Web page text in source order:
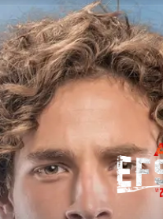
DİĞER SONUÇLAR